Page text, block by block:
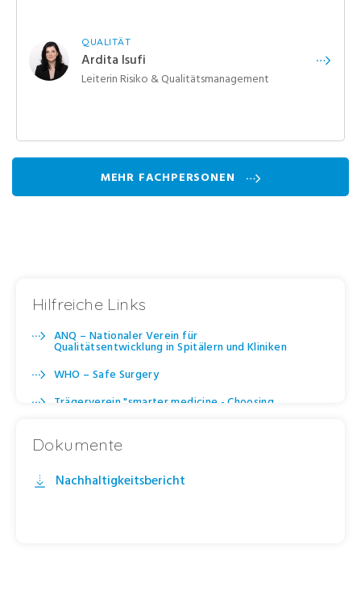
QUALITÄT
Ardita Isufi
Leiterin Risiko & Qualitätsmanagement
MEHR FACHPERSONEN
Hilfreiche Links
ANQ – Nationaler Verein für
Qualitätsentwicklung in Spitälern und Kliniken
WHO – Safe Surgery
Trägerverein "smarter medicine - Choosing
Dokumente
Nachhaltigkeitsbericht